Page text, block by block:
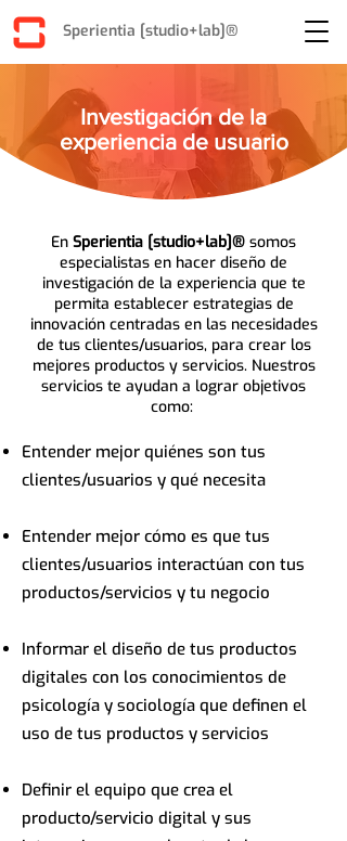
Sperientia [studio+lab]®
Investigación de la
experiencia de usuario
En Sperientia [studio+lab]® somos
especialistas en hacer diseño de
investigación de la experiencia que te
permita establecer estrategias de
innovación centradas en las necesidades
de tus clientes/usuarios, para crear los
mejores productos y servicios. Nuestros
servicios te ayudan a lograr objetivos
como:
Entender mejor quiénes son tus
clientes/usuarios y qué necesita
Entender mejor cómo es que tus
clientes/usuarios interactúan con tus
productos/servicios y tu negocio
Informar el diseño de tus productos
digitales con los conocimientos de
psicología y sociología que definen el
uso de tus productos y servicios
Definir el equipo que crea el
producto/servicio digital y sus